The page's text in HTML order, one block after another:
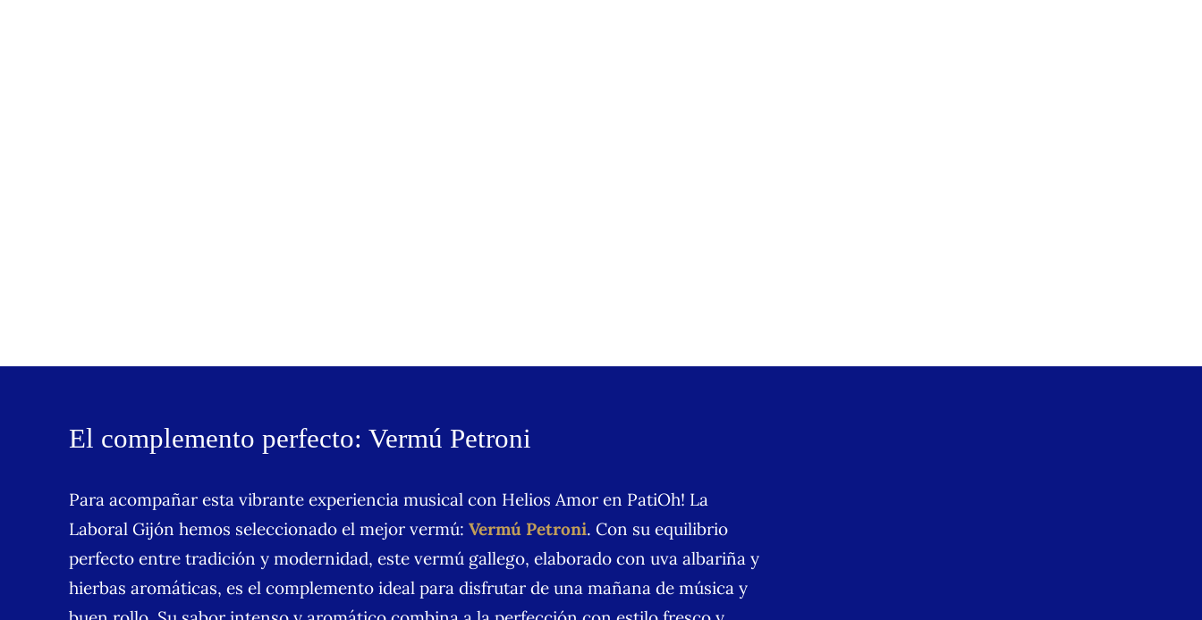
El complemento perfecto: Vermú Petroni
Para acompañar esta vibrante experiencia musical con Helios Amor en PatiOh! La
Laboral Gijón hemos seleccionado el mejor vermú: Vermú Petroni. Con su equilibrio
perfecto entre tradición y modernidad, este vermú gallego, elaborado con uva albariña y
hierbas aromáticas, es el complemento ideal para disfrutar de una mañana de música y